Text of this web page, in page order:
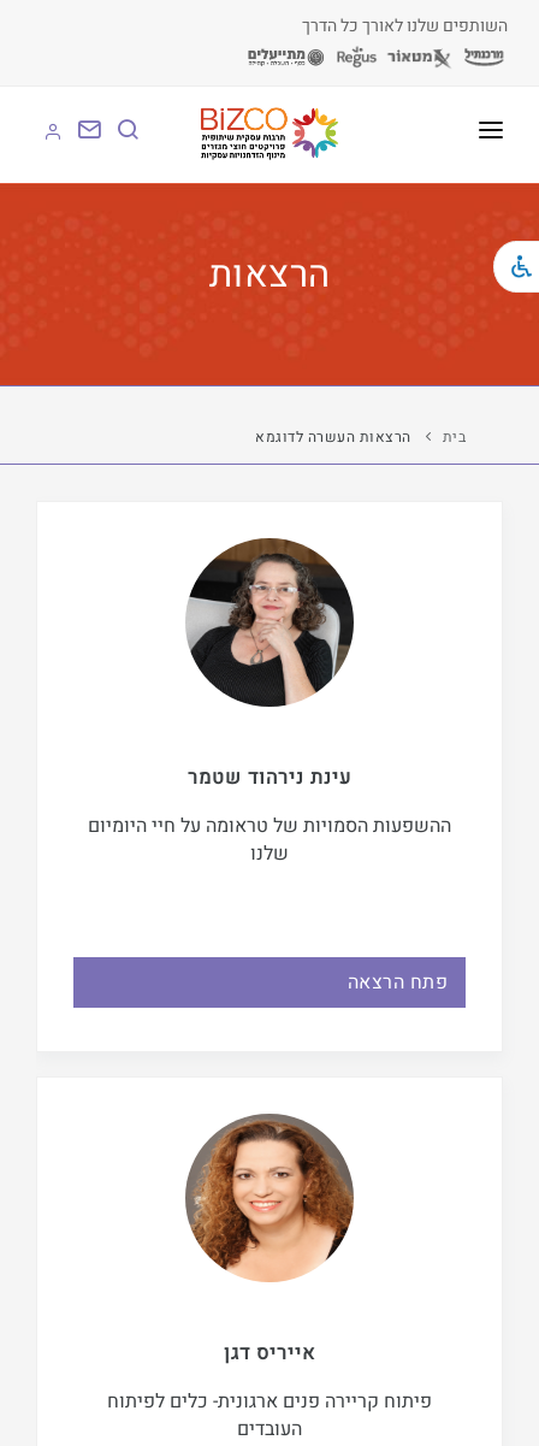
השותפים שלנו לאורך כל הדרך
על BIZCO
BIZCO לעסקים
הרצאות
בית הרצאות העשרה לדוגמא
עינת נירהוד שטמר
ההשפעות הסמויות של טראומה על חיי היומיום
שלנו
פתח הרצאה
אייריס דגן
פיתוח קריירה פנים ארגונית- כלים לפיתוח
העובדים